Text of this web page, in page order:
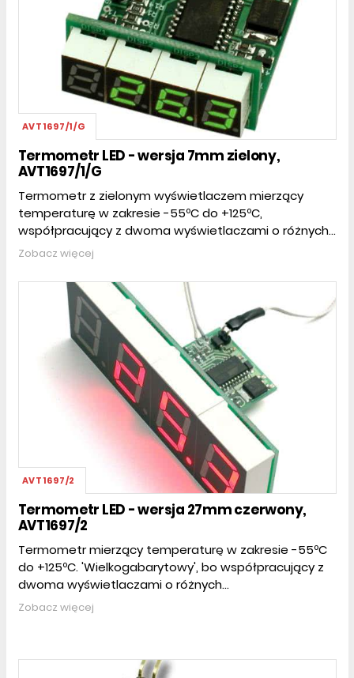
AVT1697/1/G
Termometr LED - wersja 7mm zielony,
AVT1697/1/G
Termometr z zielonym wyświetlaczem mierzący
temperaturę w zakresie -55ºC do +125ºC,
współpracujący z dwoma wyświetlaczami o różnych...
Zobacz więcej
AVT1697/2
Termometr LED - wersja 27mm czerwony,
AVT1697/2
Termometr mierzący temperaturę w zakresie -55ºC
do +125ºC. 'Wielkogabarytowy', bo współpracujący z
dwoma wyświetlaczami o różnych...
Zobacz więcej